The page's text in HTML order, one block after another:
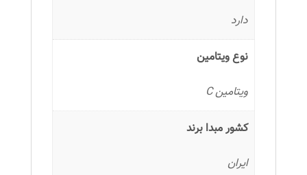
دارد
نوع ویتامین
ویتامین C
کشور مبدا برند
ایران